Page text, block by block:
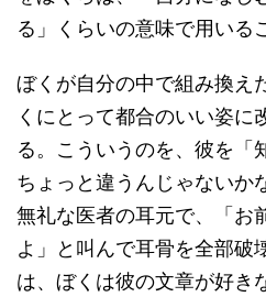
る」くらいの意味で用いる
ぼくが自分の中で組み換え
くにとって都合のいい姿に
る。こういうのを、彼を「
ちょっと違うんじゃないか
無礼な医者の耳元で、「お
よ」と叫んで耳骨を全部破
は、ぼくは彼の文章が好き